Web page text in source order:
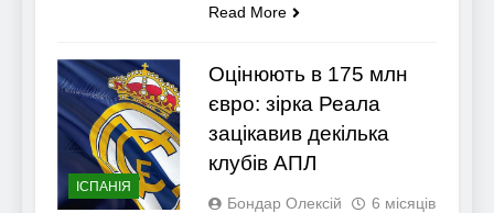
Read More
ІСПАНІЯ
Оцінюють в 175 млн
євро: зірка Реала
зацікавив декілька
клубів АПЛ
Бондар Олексій
6 місяців